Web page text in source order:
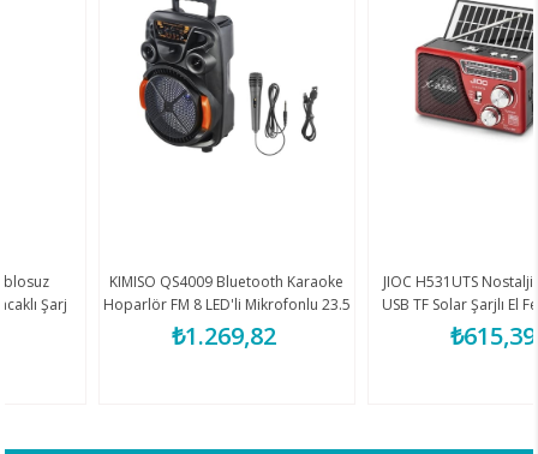
KIMISO QS4009 Bluetooth Karaoke
Hoparlör FM 8 LED'li Mikrofonlu 23.5
x 19 x 35.3 cm - Siyah
₺1.269,82
JIOC H531UTS Nostaljik FM
USB TF Solar Şarjlı El Fenerli
Hoparlörü
₺615,39